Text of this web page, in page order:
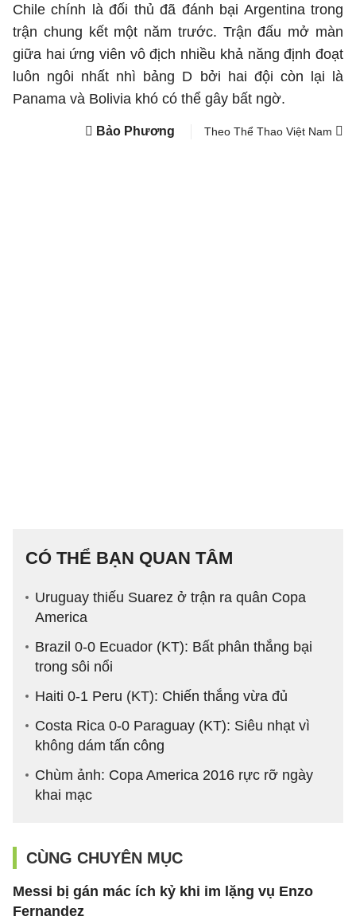
Chile chính là đối thủ đã đánh bại Argentina trong
trận chung kết một năm trước. Trận đấu mở màn
giữa hai ứng viên vô địch nhiều khả năng định đoạt
luôn ngôi nhất nhì bảng D bởi hai đội còn lại là
Panama và Bolivia khó có thể gây bất ngờ.
Bảo Phương Theo Thể Thao Việt Nam
CÓ THỂ BẠN QUAN TÂM
Uruguay thiếu Suarez ở trận ra quân Copa
America
Brazil 0-0 Ecuador (KT): Bất phân thắng bại
trong sôi nổi
Haiti 0-1 Peru (KT): Chiến thắng vừa đủ
Costa Rica 0-0 Paraguay (KT): Siêu nhạt vì
không dám tấn công
Chùm ảnh: Copa America 2016 rực rỡ ngày
khai mạc
CÙNG CHUYÊN MỤC
Messi bị gán mác ích kỷ khi im lặng vụ Enzo
Fernandez